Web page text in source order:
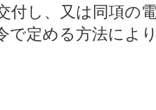
付し、又は同項の
で定める方法によ